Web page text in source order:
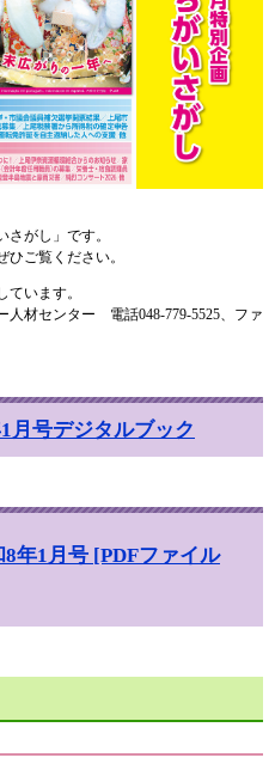
がし」です。
ご覧ください。
ています。
人材センター 電話048-779-5525、ファ
月号デジタルブック
8年1月号 [PDFファイル